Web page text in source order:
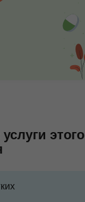
этого